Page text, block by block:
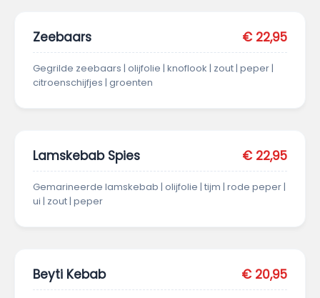
Zeebaars € 22,95
Gegrilde zeebaars | olijfolie | knoflook | zout | peper |
citroenschijfjes | groenten
Lamskebab Spies € 22,95
Gemarineerde lamskebab | olijfolie | tijm | rode peper |
ui | zout | peper
Beyti Kebab € 20,95